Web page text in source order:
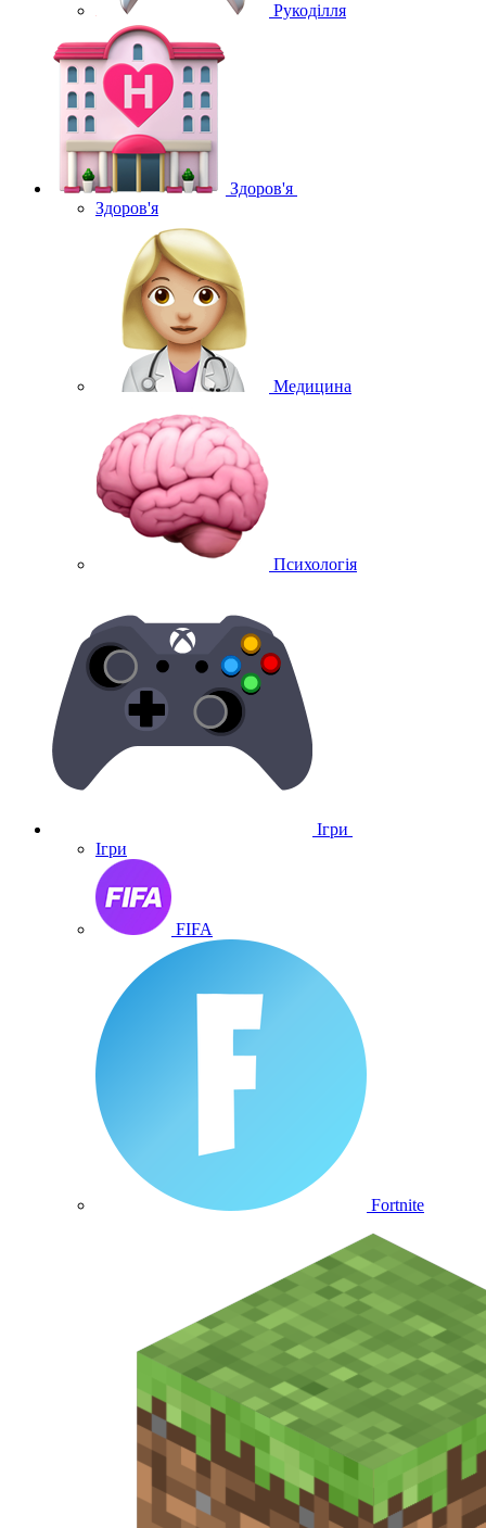
Рукоділля
Здоров'я
Здоров'я
Медицина
Психологія
Ігри
Ігри
FIFA
Fortnite